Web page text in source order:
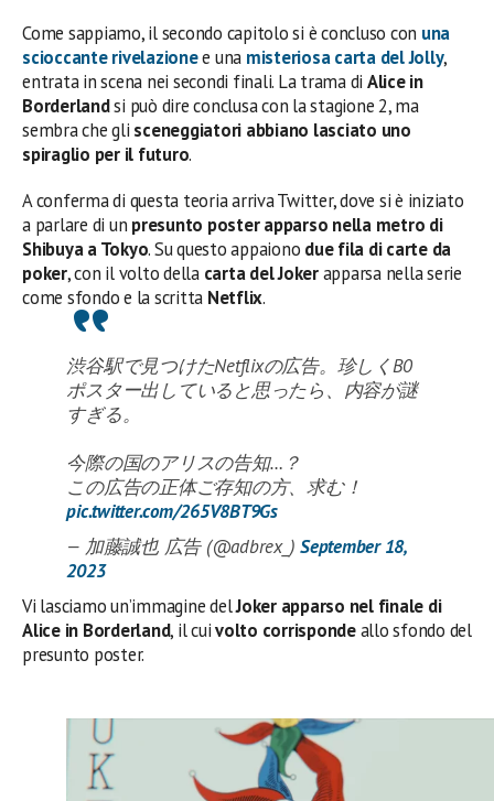
Come sappiamo, il secondo capitolo si è concluso con una
scioccante rivelazionee una misteriosa carta del Jolly,
entrata in scena nei secondi finali. La trama di Alice in
Borderlandsi può dire conclusa con la stagione 2, ma
sembra che gli sceneggiatori abbiano lasciato uno
spiraglio per il futuro.
A conferma di questa teoria arriva Twitter, dove si è iniziato
a parlare di un presunto poster apparso nella metro di
Shibuya a Tokyo. Su questo appaiono due fila di carte da
poker, con il volto della carta del Jokerapparsa nella serie
come sfondo e la scritta Netflix.
渋谷駅で見つけたNetflixの広告。珍しくB0
ポスター出していると思ったら、内容が謎
すぎる。
今際の国のアリスの告知…？
この広告の正体ご存知の方、求む！
pic.twitter.com/265V8BT9Gs
— 加藤誠也 広告 (@adbrex_)September 18,
2023
Vi lasciamo un’immagine delJoker apparso nel finale di
Alice in Borderland, il cuivolto corrispondeallo sfondo del
presunto poster.